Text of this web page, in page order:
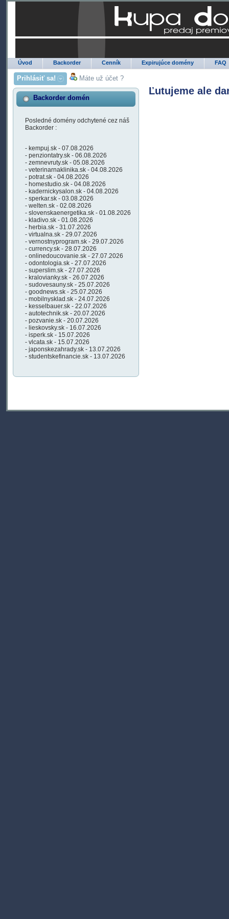
Úvod Backorder Cenník Expirujúce domény FAQ
Prihlásiť sa! Máte už účet ?
Backorder domén
Posledné domény odchytené cez náš
Backorder :
- kempuj.sk - 07.08.2026
- penziontatry.sk - 06.08.2026
- zemnevruty.sk - 05.08.2026
- veterinarnaklinika.sk - 04.08.2026
- potrat.sk - 04.08.2026
- homestudio.sk - 04.08.2026
- kadernickysalon.sk - 04.08.2026
- sperkar.sk - 03.08.2026
- welten.sk - 02.08.2026
- slovenskaenergetika.sk - 01.08.2026
- kladivo.sk - 01.08.2026
- herbia.sk - 31.07.2026
- virtualna.sk - 29.07.2026
- vernostnyprogram.sk - 29.07.2026
- currency.sk - 28.07.2026
- onlinedoucovanie.sk - 27.07.2026
- odontologia.sk - 27.07.2026
- superslim.sk - 27.07.2026
- kralovianky.sk - 26.07.2026
- sudovesauny.sk - 25.07.2026
- goodnews.sk - 25.07.2026
- mobilnysklad.sk - 24.07.2026
- kesselbauer.sk - 22.07.2026
- autotechnik.sk - 20.07.2026
- pozvanie.sk - 20.07.2026
- lieskovsky.sk - 16.07.2026
- isperk.sk - 15.07.2026
- vlcata.sk - 15.07.2026
- japonskezahrady.sk - 13.07.2026
- studentskefinancie.sk - 13.07.2026
Ľutujeme ale